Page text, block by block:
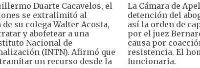
Duarte Cacavelos, el
se extralimitó al
su colega Walter Acosta,
y abofetear a una
Nacional de
(INTN). Afirmó que
un recurso desde la
La Cámara de
detención del
así la orden de
por el juez
causa por
resistencia. El
funcionaria.